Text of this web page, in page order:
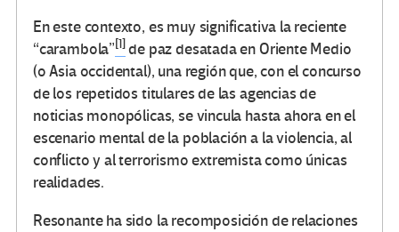
En este contexto, es muy significativa la reciente
“carambola” [1] de paz desatada en Oriente Medio
(o Asia occidental), una región que, con el concurso
de los repetidos titulares de las agencias de
noticias monopólicas, se vincula hasta ahora en el
escenario mental de la población a la violencia, al
conflicto y al terrorismo extremista como únicas
realidades.
Resonante ha sido la recomposición de relaciones